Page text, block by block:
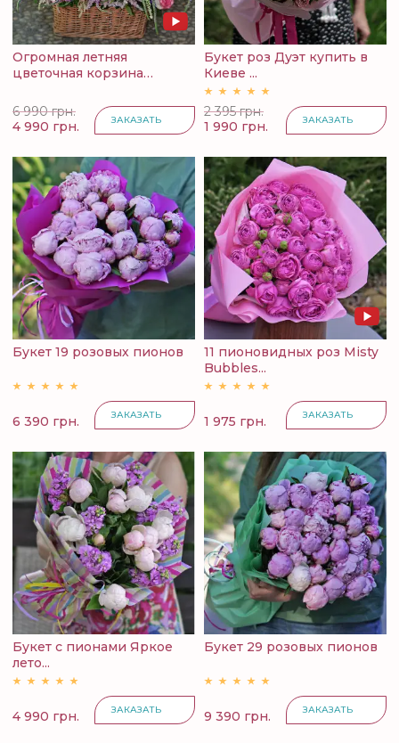
Огромная летняя
цветочная корзина
6 990 грн.
4 990 грн.
ЗАКАЗАТЬ
Букет роз Дуэт купить в
Киеве ...
2 395 грн.
1 990 грн.
ЗАКАЗАТЬ
Букет 19 розовых пионов
6 390 грн. ЗАКАЗАТЬ
11 пионовидных роз Misty
Bubbles...
1 975 грн. ЗАКАЗАТЬ
Букет с пионами Яркое
лето...
4 990 грн. ЗАКАЗАТЬ
Букет 29 розовых пионов
9 390 грн. ЗАКАЗАТЬ